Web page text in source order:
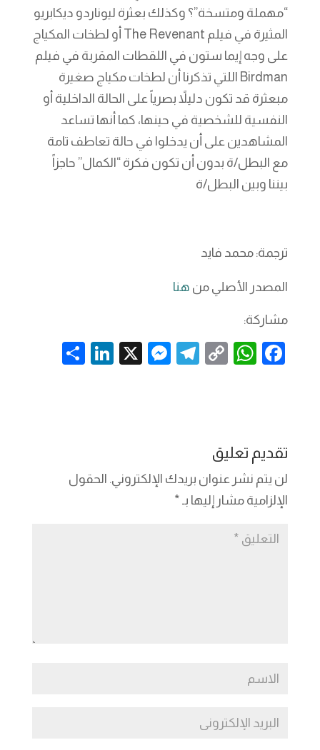
“مهملة ومتسخة”؟ وكذلك بعثرة ليوناردو ديكابريو
المثيرة في فيلم The Revenant أو لطخات المكياج
على وجه إيما ستون في اللقطات المقربة في فيلم
Birdman اللتي تذكرنا أن لطخات مكياج صغيرة
مبعثرة قد تكون دليلاً بصرياً على الحالة الداخلية أو
النفسية للشخصية في حينها، كما أنها تساعد
المشاهدين على أن يدخلوا في حالة تعاطف تامة
مع البطل/ة بدون أن تكون فكرة “الكمال” حاجزاً
بيننا وبين البطل/ة
ترجمة: محمد فايد
المصدر الأصلي من هنا
مشاركة:
F
b
o
o
k
W
A
p
p
C
k
T
m
M
er
X
Li
n
تقديم تعليق
لن يتم نشر عنوان بريدك الإلكتروني. الحقول
الإلزامية مشار إليها بـ *